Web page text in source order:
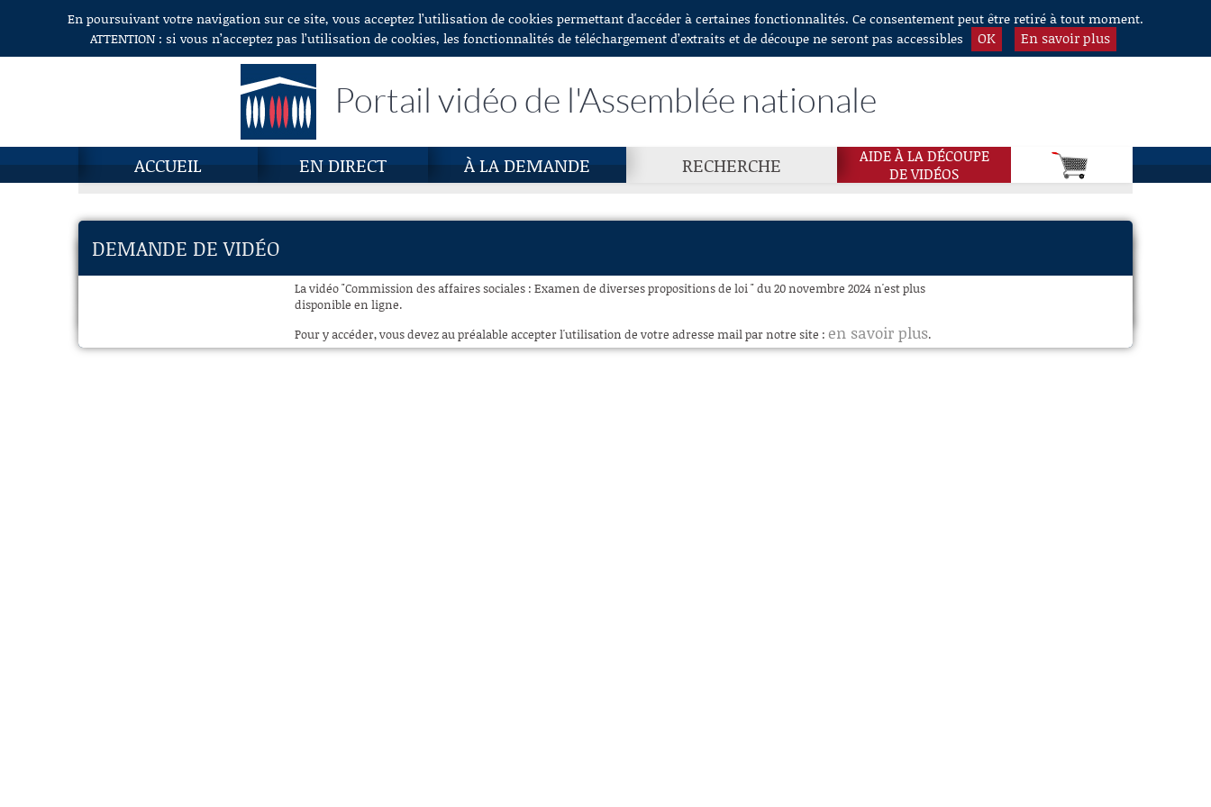
Aller au contenuEn poursuivant votre navigation sur ce site, vous acceptez l’utilisation de cookies permettant d'accéder à certaines fonctionnalités. Ce consentement peut être retiré à tout moment.
ATTENTION : si vous n’acceptez pas l’utilisation de cookies, les fonctionnalités de téléchargement d’extraits et de découpe ne seront pas accessibles
OK En savoir plus
Portail vidéo de l'Assemblée nationale
ACCUEIL EN DIRECT À LA DEMANDE RECHERCHE
AIDE À LA DÉCOUPE
DE VIDÉOS
DEMANDE DE VIDÉO
La vidéo "Commission des affaires sociales : Examen de diverses propositions de loi " du 20 novembre 2024 n'est plus
disponible en ligne.
Pour y accéder, vous devez au préalable accepter l'utilisation de votre adresse mail par notre site : en savoir plus.